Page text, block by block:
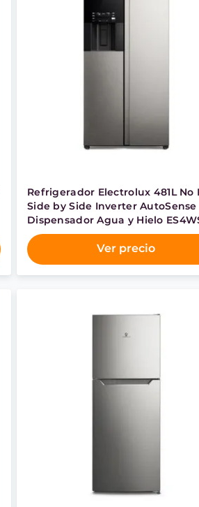
Refrigerador Electrolux 481L No
Side by Side Inverter AutoSense
Dispensador Agua y Hielo
Inox
Ver precio